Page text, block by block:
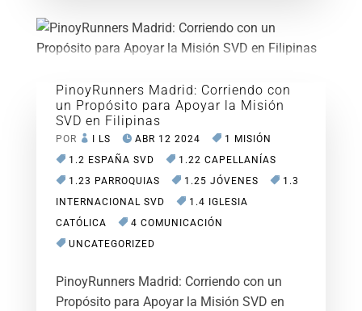
PinoyRunners Madrid: Corriendo con
un Propósito para Apoyar la Misión
SVD en Filipinas
POR I LS ABR 12 2024
1 MISIÓN
1.2 ESPAÑA SVD
1.22 CAPELLANÍAS
1.23 PARROQUIAS
1.25 JÓVENES
1.3
INTERNACIONAL SVD
1.4 IGLESIA
CATÓLICA
4 COMUNICACIÓN
UNCATEGORIZED
PinoyRunners Madrid: Corriendo con un
Propósito para Apoyar la Misión SVD en